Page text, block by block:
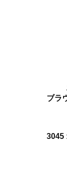
ブラ
3045